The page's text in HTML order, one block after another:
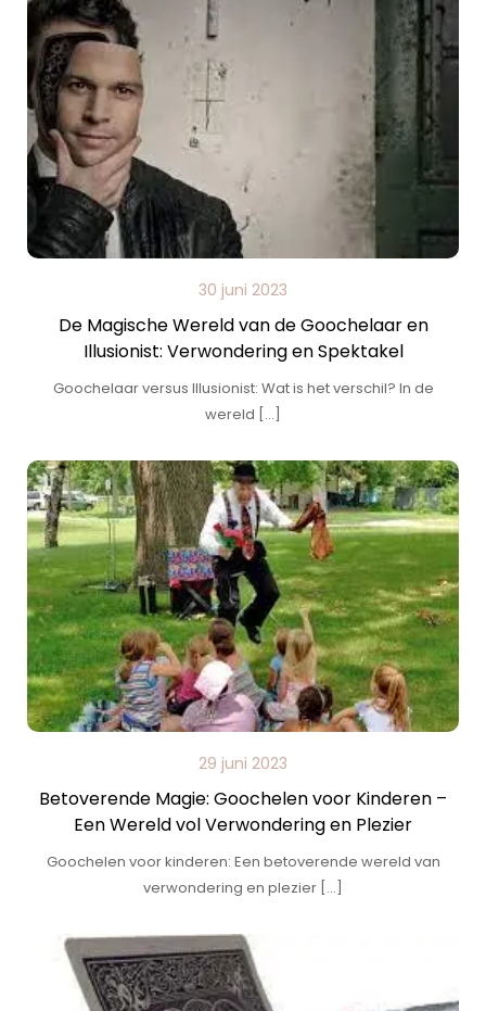
30 juni 2023
De Magische Wereld van de Goochelaar en
Illusionist: Verwondering en Spektakel
Goochelaar versus Illusionist: Wat is het verschil? In de
wereld […]
29 juni 2023
Betoverende Magie: Goochelen voor Kinderen –
Een Wereld vol Verwondering en Plezier
Goochelen voor kinderen: Een betoverende wereld van
verwondering en plezier […]